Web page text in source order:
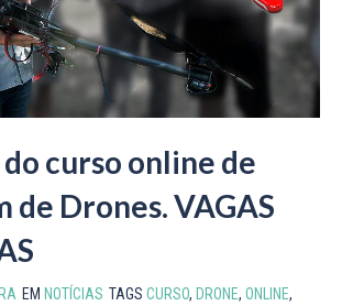
curso online de
de Drones. VAGAS
EM NOTÍCIAS TAGS CURSO, DRONE, ONLINE,